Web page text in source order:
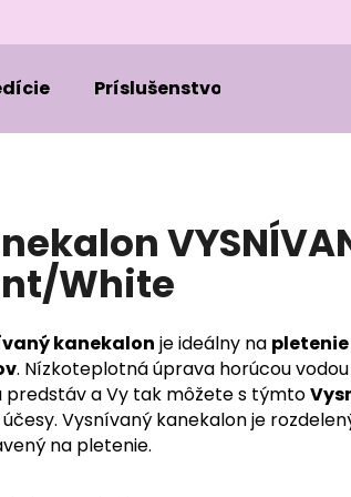
Príslušenstvo k zapletaniu
White
kanekalon je ideálny na
. Nízkoteplotná úprava horúcou
predstáv a Vy tak môžete s týmto
Vysnívaný kanekalon je
na pletenie.